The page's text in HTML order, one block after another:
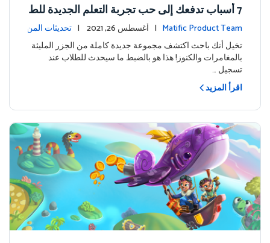
7 أسباب تدفعك إلى حب تجربة التعلم الجديدة للط
لاب في ماتيفيك
Matific Product Team | أغسطس 26, 2021 | تحديثات المن
تخيل أنك باحث اكتشف مجموعة جديدة كاملة من الجزر المليئة
بالمغامرات والكنوز! هذا هو بالضبط ما سيحدث للطلاب عند
تسجيل …
اقرأ المزيد